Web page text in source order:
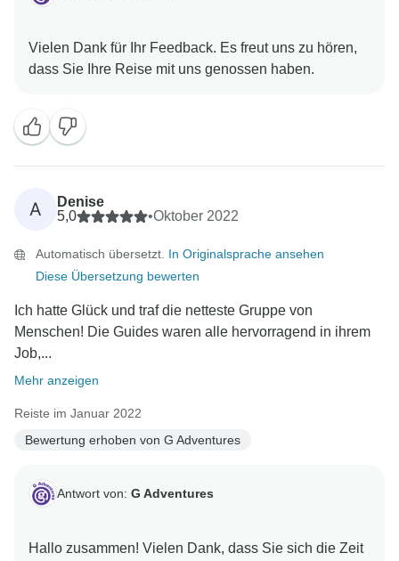
Vielen Dank für Ihr Feedback. Es freut uns zu hören,
A
Denise
5,0
•Oktober 2022
Automatisch übersetzt. In Originalsprache ansehen
Diese Übersetzung bewerten
Ich hatte Glück und traf die netteste Gruppe von
Menschen! Die Guides waren alle hervorragend in ihrem
Job,...
Mehr anzeigen
Reiste im Januar 2022
Bewertung erhoben von G Adventures
Antwort von: G Adventures
Hallo zusammen! Vielen Dank, dass Sie sich die Zeit